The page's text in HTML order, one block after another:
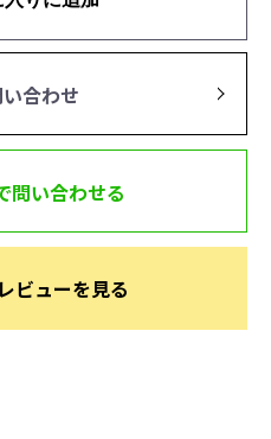
合わせ
問い合わせる
ビューを見る